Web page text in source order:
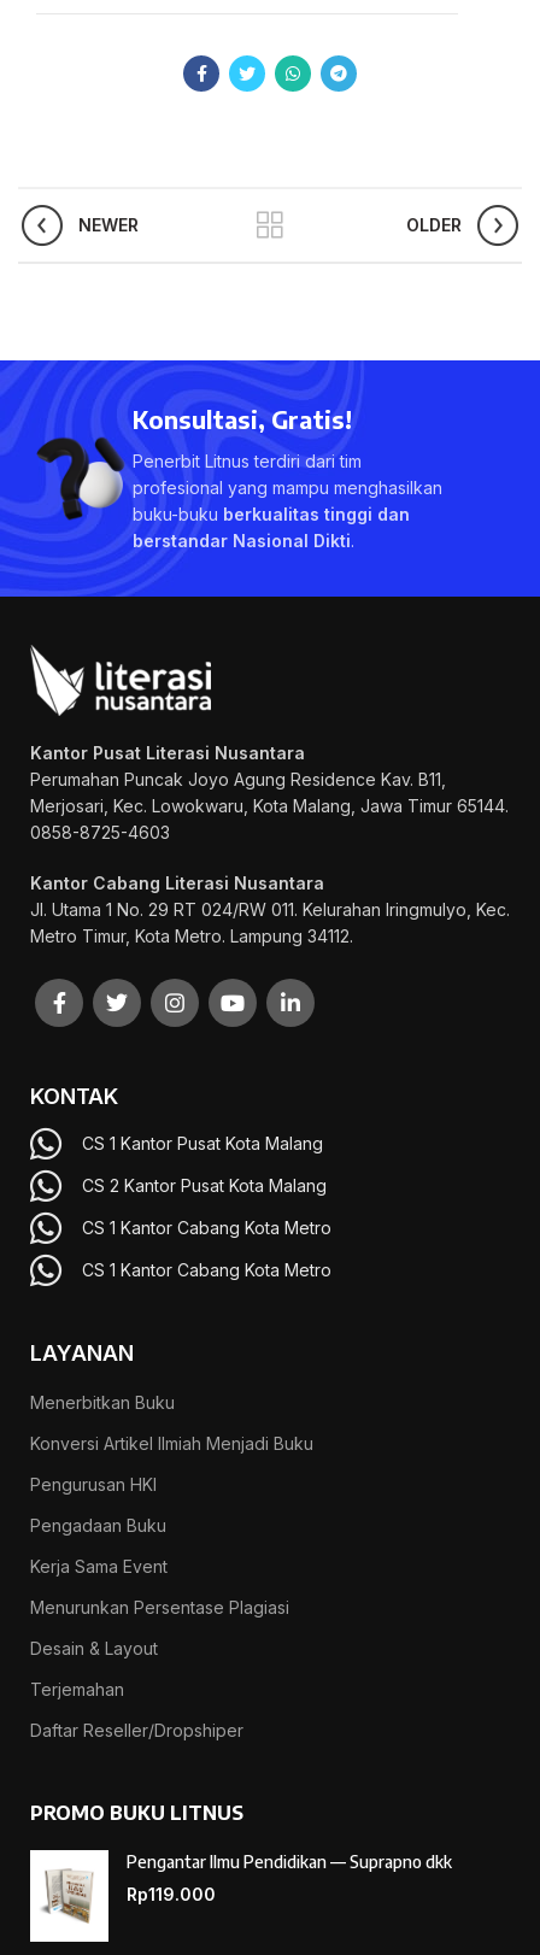
NEWER OLDER
Konsultasi, Gratis!
Penerbit Litnus terdiri dari tim
profesional yang mampu menghasilkan
buku-buku berkualitas tinggi dan
berstandar Nasional Dikti.
Kantor Pusat Literasi Nusantara
Perumahan Puncak Joyo Agung Residence Kav. B11,
Merjosari, Kec. Lowokwaru, Kota Malang, Jawa Timur 65144.
0858-8725-4603
Kantor Cabang Literasi Nusantara
Jl. Utama 1 No. 29 RT 024/RW 011. Kelurahan Iringmulyo, Kec.
Metro Timur, Kota Metro. Lampung 34112.
KONTAK
CS 1 Kantor Pusat Kota Malang
CS 2 Kantor Pusat Kota Malang
CS 1 Kantor Cabang Kota Metro
CS 1 Kantor Cabang Kota Metro
LAYANAN
Menerbitkan Buku
Konversi Artikel Ilmiah Menjadi Buku
Pengurusan HKI
Pengadaan Buku
Kerja Sama Event
Menurunkan Persentase Plagiasi
Desain & Layout
Terjemahan
Daftar Reseller/Dropshiper
PROMO BUKU LITNUS
Pengantar Ilmu Pendidikan — Suprapno dkk
Rp119.000